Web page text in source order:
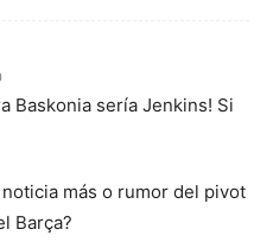
Baskonia sería Jenkins! Si
más o rumor del pivot
Barça?